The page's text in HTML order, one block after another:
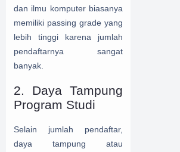
dan ilmu komputer biasanya
memiliki passing grade yang
lebih tinggi karena jumlah
pendaftarnya sangat
banyak.
2. Daya Tampung
Program Studi
Selain jumlah pendaftar,
daya tampung atau